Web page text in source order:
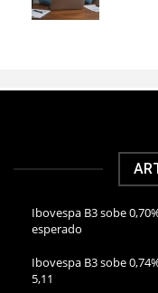
Ibovespa B3 sobe
esperado
Ibovespa B3 sobe
5,11